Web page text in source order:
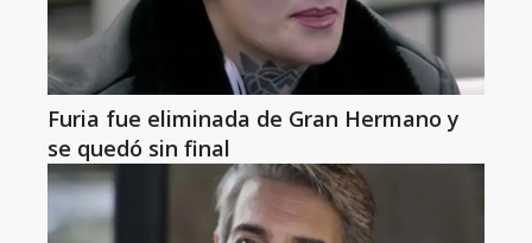
Furia fue eliminada de Gran Hermano y
se quedó sin final